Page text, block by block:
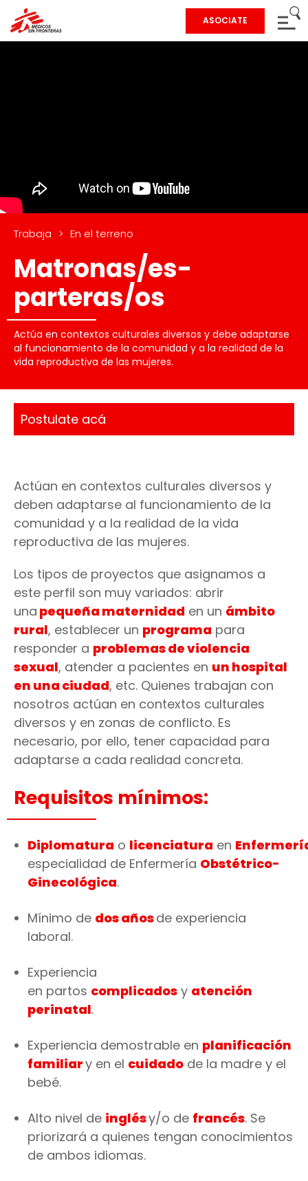
ASOCIATE
Trabaja > En el terreno
Matronas/es-
parteras/os
Actúa en contextos culturales diversos y debe adaptarse
al funcionamiento de la comunidad y a la realidad de la
vida reproductiva de las mujeres.
Postulate acá
Actúan en contextos culturales diversos y
deben adaptarse al funcionamiento de la
comunidad y a la realidad de la vida
reproductiva de las mujeres.
Los tipos de proyectos que asignamos a
este perfil son muy variados: abrir
una pequeña maternidad en un ámbito
rural, establecer un programa para
responder a problemas de violencia
sexual, atender a pacientes en un hospital
en una ciudad, etc. Quienes trabajan con
nosotros actúan en contextos culturales
diversos y en zonas de conflicto. Es
necesario, por ello, tener capacidad para
adaptarse a cada realidad concreta.
Requisitos mínimos:
Diplomatura o licenciatura en
especialidad de Enfermería Obstétrico-
Ginecológica.
Mínimo de dos añosde experiencia
laboral.
Experiencia
en partos complicados y atención
perinatal.
Experiencia demostrable en planificación
familiary en el cuidado de la madre y el
bebé.
Alto nivel de inglésy/o de francés. Se
priorizará a quienes tengan conocimientos
de ambos idiomas.